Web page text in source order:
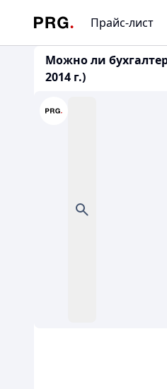
Прайс-лист
Можно ли
2014 г.)